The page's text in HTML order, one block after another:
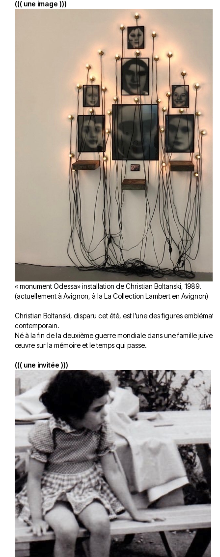
((( une image )))
« monument Odessa» installation de Christian Boltanski, 1989.
(actuellement à Avignon, à la La Collection Lambert en Avignon)
Christian Boltanski, disparu cet été, est l’une des figures
contemporain.
Né à la fin de la deuxième guerre mondiale dans une famille juive,
œuvre sur la mémoire et le temps qui passe.
((( une invitée )))